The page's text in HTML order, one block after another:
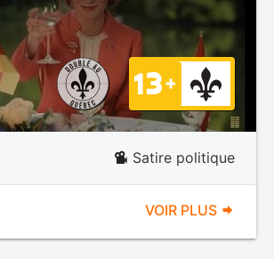
Satire politique
VOIR PLUS